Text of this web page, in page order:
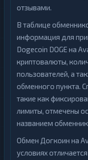
отзывами.
В таблице
информация для
Dogecoin DOGE на
криптовалюты,
пользователей, а
обменного пункта.
такие как
лимиты, отмечены
названием
Обмен Догкоин на
условиях